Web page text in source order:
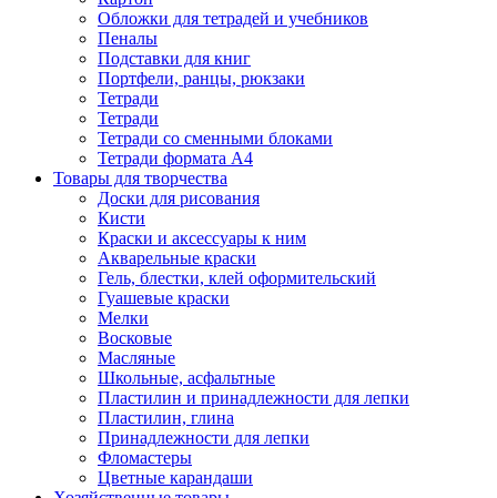
Обложки для тетрадей и учебников
Пеналы
Подставки для книг
Портфели, ранцы, рюкзаки
Тетради
Тетради
Тетради со сменными блоками
Тетради формата А4
Товары для творчества
Доски для рисования
Кисти
Краски и аксессуары к ним
Акварельные краски
Гель, блестки, клей оформительский
Гуашевые краски
Мелки
Восковые
Масляные
Школьные, асфальтные
Пластилин и принадлежности для лепки
Пластилин, глина
Принадлежности для лепки
Фломастеры
Цветные карандаши